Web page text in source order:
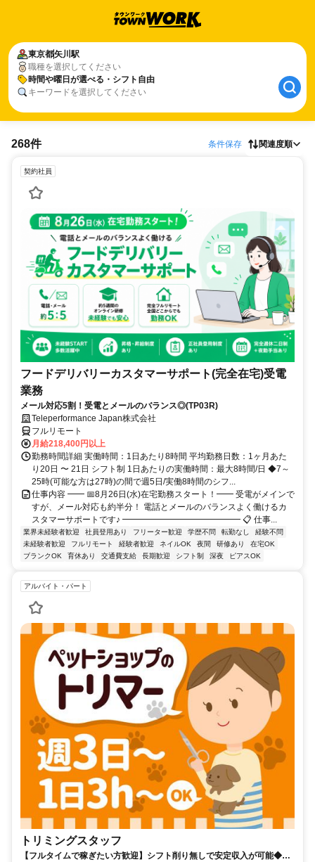
東京都矢川駅
職種を選択してください
時間や曜日が選べる・シフト自由
キーワードを選択してください
268件 条件保存 関連度順
契約社員
フードデリバリーカスタマーサポート(完全在宅)受電
業務
メール対応5割！受電とメールのバランス◎(TP03R)
Teleperformance Japan株式会社
フルリモート
月給218,400円以上
勤務時間詳細 実働時間：1日あたり8時間 平均勤務日数：1ヶ月あた
り20日 〜 21日 シフト制 1日あたりの実働時間：最大8時間/日 ◆7～
25時(可能な方は27時)の間で週5日/実働8時間のシフ...
仕事内容 ━━ 📅8月26日(水)在宅勤務スタート！━━ 受電がメインで
すが、メール対応も約半分！ 電話とメールのバランスよく働けるカ
スタマーサポートです♪ ━━━━━━━━━━━━━━ 📋 仕事...
業界未経験者歓迎 社員登用あり フリーター歓迎 学歴不問 転勤なし
経験不問
未経験者歓迎
フルリモート 経験者歓迎 ネイルOK 夜間 研修あり
在宅OK
ブランクOK
育休あり 交通費支給 長期歓迎 シフト制 深夜 ピアスOK
アルバイト・パート
トリミングスタッフ
【フルタイムで稼ぎたい方歓迎】シフト削り無しで安定収入が可能◆社